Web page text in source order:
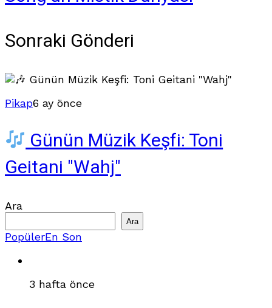
Sonraki Gönderi
Pikap6 ay önce
Günün Müzik Keşfi: Toni
Geitani "Wahj"
Ara
Ara
PopülerEn Son
3 hafta önce